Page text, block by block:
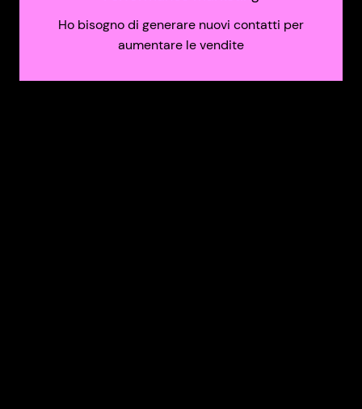
Ho bisogno di generare nuovi contatti per
aumentare le vendite